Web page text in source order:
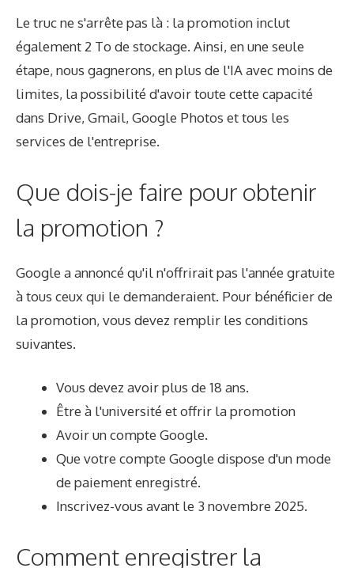
Le truc ne s'arrête pas là : la promotion inclut
également 2 To de stockage. Ainsi, en une seule
étape, nous gagnerons, en plus de l'IA avec moins de
limites, la possibilité d'avoir toute cette capacité
dans Drive, Gmail, Google Photos et tous les
services de l'entreprise.
Que dois-je faire pour obtenir
la promotion ?
Google a annoncé qu'il n'offrirait pas l'année gratuite
à tous ceux qui le demanderaient. Pour bénéficier de
la promotion, vous devez remplir les conditions
suivantes.
Vous devez avoir plus de 18 ans.
Être à l'université et offrir la promotion
Avoir un compte Google.
Que votre compte Google dispose d'un mode
de paiement enregistré.
Inscrivez-vous avant le 3 novembre 2025.
Comment enregistrer la